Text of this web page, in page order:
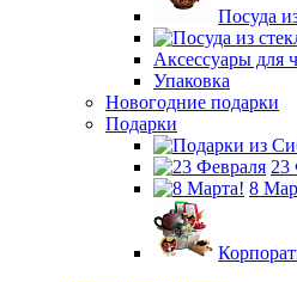
Посуда
Аксессуары для
Упаковка
Новогодние подарки
Подарки
23
8